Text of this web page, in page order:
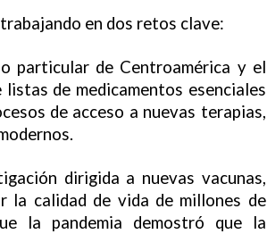
en dos retos clave:
particular de Centroamérica y el
de medicamentos esenciales
de acceso a nuevas terapias,
dirigida a nuevas vacunas,
la calidad de vida de millones de
la pandemia demostró que la